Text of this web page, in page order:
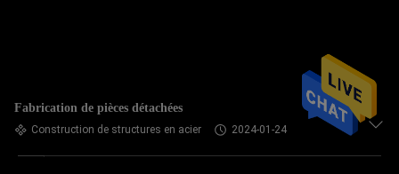
Fabrication de pièces détachées
Construction de structures en acier 2024-01-24